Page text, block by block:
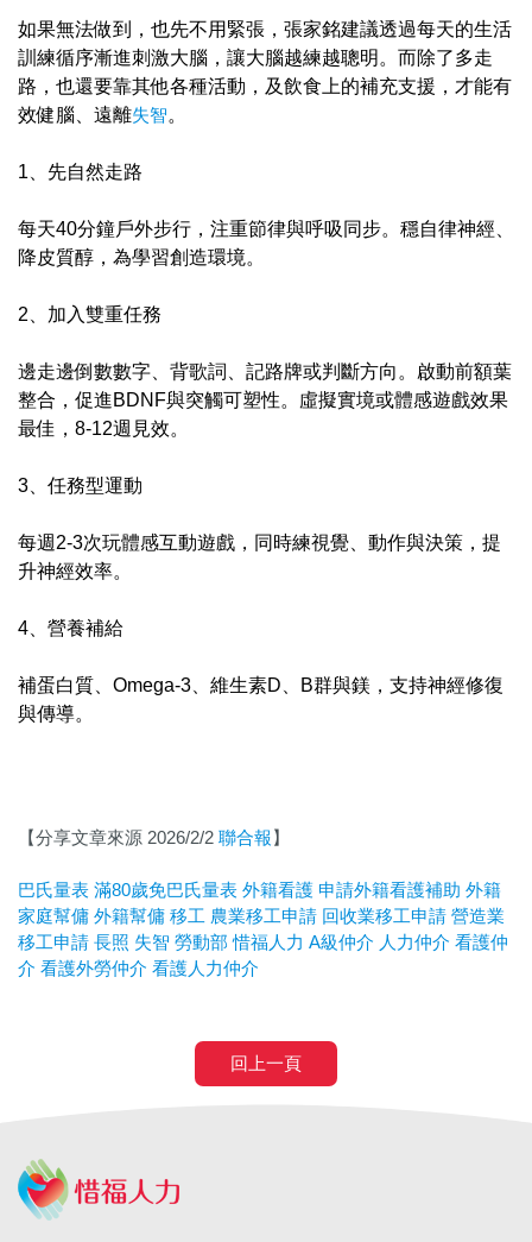
如果無法做到，也先不用緊張，張家銘建議透過每天的生活
訓練循序漸進刺激大腦，讓大腦越練越聰明。而除了多走
路，也還要靠其他各種活動，及飲食上的補充支援，才能有
效健腦、遠離失智。
1、先自然走路
每天40分鐘戶外步行，注重節律與呼吸同步。穩自律神經、
降皮質醇，為學習創造環境。
2、加入雙重任務
邊走邊倒數數字、背歌詞、記路牌或判斷方向。啟動前額葉
整合，促進BDNF與突觸可塑性。虛擬實境或體感遊戲效果
最佳，8-12週見效。
3、任務型運動
每週2-3次玩體感互動遊戲，同時練視覺、動作與決策，提
升神經效率。
4、營養補給
補蛋白質、Omega-3、維生素D、B群與鎂，支持神經修復
與傳導。
【分享文章來源 2026/2/2 聯合報】
巴氏量表 滿80歲免巴氏量表 外籍看護 申請外籍看護補助 外籍
家庭幫傭 外籍幫傭 移工 農業移工申請 回收業移工申請 營造業
移工申請 長照 失智 勞動部 惜福人力 A級仲介 人力仲介 看護仲
介 看護外勞仲介 看護人力仲介
回上一頁